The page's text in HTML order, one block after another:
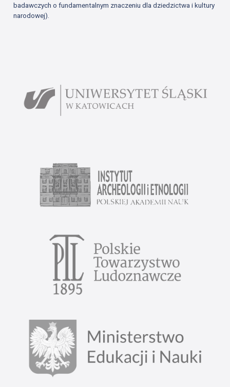
badawczych o fundamentalnym znaczeniu dla dziedzictwa i kultury
narodowej).